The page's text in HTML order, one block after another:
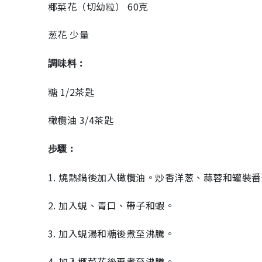
椰菜花（切幼粒） 60克
葱花 少量
調味料︰
糖 1/2茶匙
橄欖油 3/4茶匙
步驟︰
1. 燒熱鍋後加入橄欖油。炒香洋葱、蒜蓉和罐裝
2. 加入蜆、青口、帶子和蝦。
3. 加入蜆湯和糖後煮至沸騰。